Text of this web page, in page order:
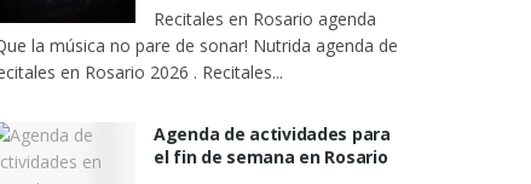
Recitales en Rosario agenda
la música no pare de sonar! Nutrida agenda de
en Rosario 2026 . Recitales...
Agenda de actividades para
el fin de semana en Rosario